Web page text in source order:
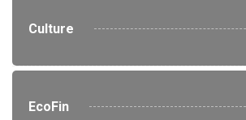
Culture
EcoFin